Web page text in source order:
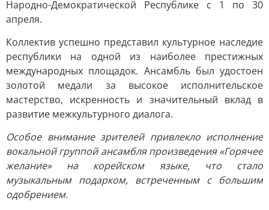
Народно-Демократической Республике с 1 по 30
апреля.
Коллектив успешно представил культурное наследие
республики на одной из наиболее престижных
международных площадок. Ансамбль был удостоен
золотой медали за высокое исполнительское
мастерство, искренность и значительный вклад в
развитие межкультурного диалога.
Особое внимание зрителей привлекло исполнение
вокальной группой ансамбля произведения «Горячее
желание» на корейском языке, что стало
музыкальным подарком, встреченным с большим
одобрением.